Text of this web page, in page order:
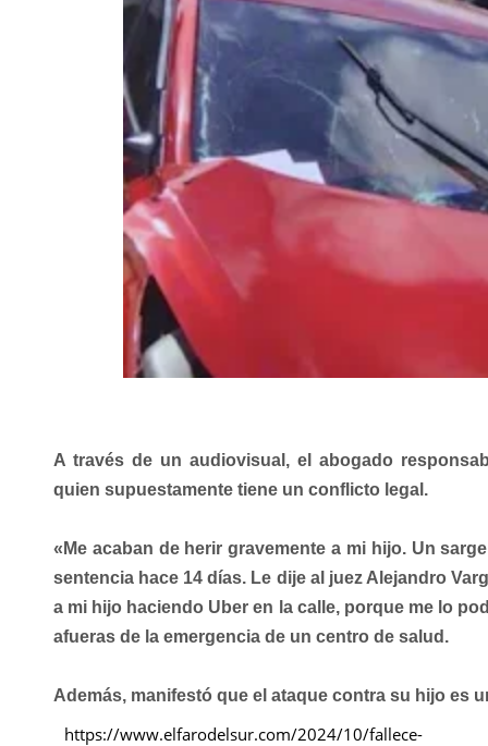
A través de un audiovisual, el abogado
quien supuestamente tiene un conflicto legal.
«Me acaban de herir gravemente a mi hijo. Un
sentencia hace 14 días. Le dije al juez Alejandro
a mi hijo haciendo Uber en la calle, porque me lo
afueras de la emergencia de un centro de salud.
Además, manifestó que el ataque contra su hijo es
https://www.elfarodelsur.com/2024/10/fallece-